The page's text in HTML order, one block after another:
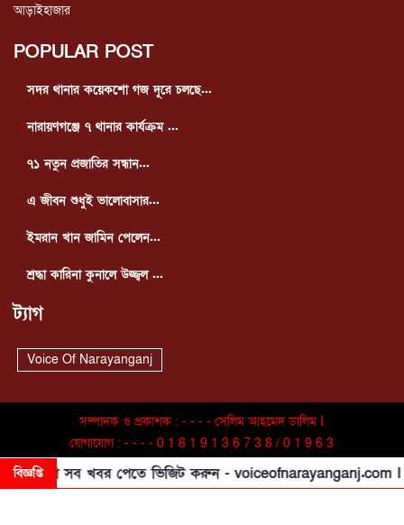
বিজ্ঞপ্তি
আগে সব খবর পেতে ভিজিট করুন - voiceofnarayanganj.com I
আড়াইহাজার
POPULAR POST
সদর থানার কয়েকশো গজ দূরে চলছে...
নারায়ণগঞ্জে ৭ থানার কার্যক্রম ...
৭১ নতুন প্রজাতির সন্ধান...
এ জীবন শুধুই ভালোবাসার...
ইমরান খান জামিন পেলেন...
শ্রদ্ধা কারিনা কুনালে উজ্জ্বল ...
ট্যাগ
Voice Of Narayanganj
সম্পাদক ও প্রকাশক : - - - - সেলিম আহমেদ ডালিম I
যোগাযোগ : - - - - 0 1 8 1 9 1 3 6 7 3 8 / 0 1 9 6 3
9 5 8 2 2 6 Copyright © 2025. All Rights
Reserved By VON24.COM I